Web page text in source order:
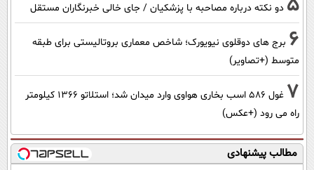
دو نکته درباره مصاحبه با پزشکیان / جای خالی خبرنگاران مستقل
6 برج های دوقلوی نیویورک؛ شاخص معماری بروتالیستی برای طبقه
متوسط (+تصاویر)
7
غول 586 اسب بخاری هواوی وارد میدان شد؛ استلاتو 1366 کیلومتر
راه می رود (+عکس)
مطالب پیشنهادی